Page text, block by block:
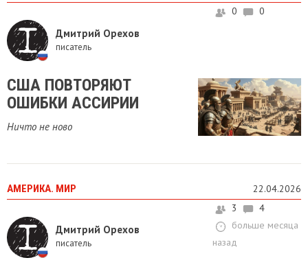
Дмитрий Орехов
писатель
0 0
​США ПОВТОРЯЮТ
ОШИБКИ АССИРИИ
Ничто не ново
АМЕРИКА. МИР 22.04.2026
Дмитрий Орехов
писатель
3
4
больше месяца
назад